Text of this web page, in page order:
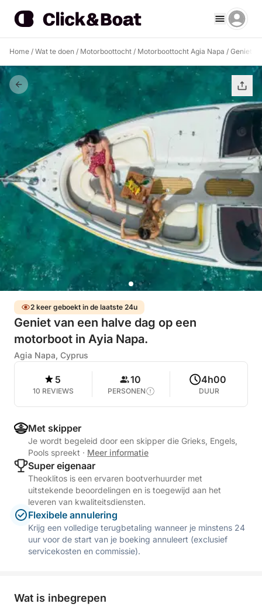
Home / Wat te doen / Motorboottocht / Motorboottocht Agia Napa / Geniet
2 keer geboekt in de laatste 24u
Geniet van een halve dag op een
motorboot in Ayia Napa.
Agia Napa, Cyprus
5
10 REVIEWS
10
PERSONEN
4h00
DUUR
Met skipper
Je wordt begeleid door een skipper die Grieks, Engels,
Pools spreekt · Meer informatie
Super eigenaar
Theoklitos is een ervaren bootverhuurder met
uitstekende beoordelingen en is toegewijd aan het
leveren van kwaliteitsdiensten.
Flexibele annulering
Krijg een volledige terugbetaling wanneer je minstens 24
uur voor de start van je boeking annuleert (exclusief
servicekosten en commissie).
Wat is inbegrepen